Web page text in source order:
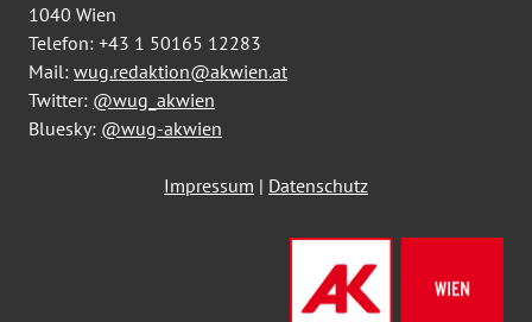
1040 Wien
Telefon: +43 1 50165 12283
Mail: wug.redaktion@akwien.at
Twitter: @wug_akwien
Bluesky: @wug-akwien
Impressum | Datenschutz